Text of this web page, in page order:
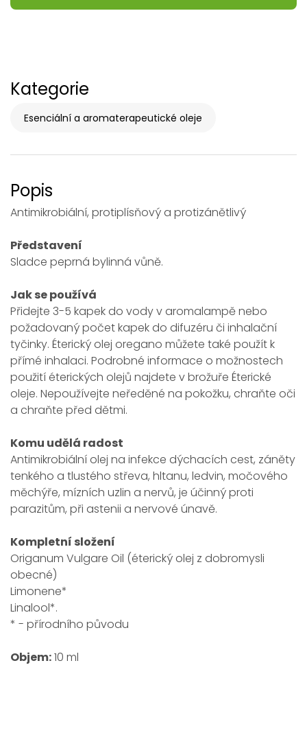
Kategorie
Esenciální a aromaterapeutické oleje
Popis
Antimikrobiální, protiplísňový a protizánětlivý
Představení
Sladce peprná bylinná vůně.
Jak se používá
Přidejte 3-5 kapek do vody v aromalampě nebo
požadovaný počet kapek do difuzéru či inhalační
tyčinky. Éterický olej oregano můžete také použít k
přímé inhalaci. Podrobné informace o možnostech
použití éterických olejů najdete v brožuře Éterické
oleje. Nepoužívejte neředěné na pokožku, chraňte oči
a chraňte před dětmi.
Komu udělá radost
Antimikrobiální olej na infekce dýchacích cest, záněty
tenkého a tlustého střeva, hltanu, ledvin, močového
měchýře, mízních uzlin a nervů, je účinný proti
parazitům, při astenii a nervové únavě.
Kompletní složení
Origanum Vulgare Oil (éterický olej z dobromysli
obecné)
Limonene*
Linalool*.
* - přírodního původu
Objem:10 ml